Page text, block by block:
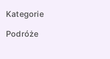
Kategorie
Podróże